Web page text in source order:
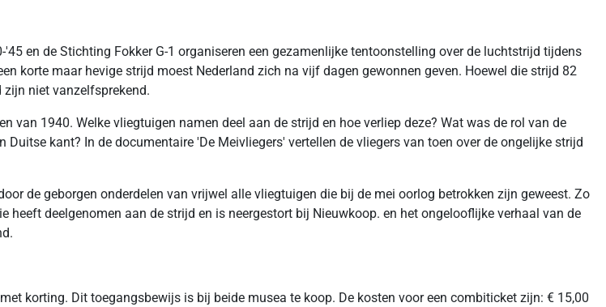
en de Stichting Fokker G-1 organiseren een gezamenlijke tentoonstelling over de luchtstrijd tijdens
korte maar hevige strijd moest Nederland zich na vijf dagen gewonnen geven. Hoewel die strijd 82
niet vanzelfsprekend.
van 1940. Welke vliegtuigen namen deel aan de strijd en hoe verliep deze? Wat was de rol van de
kant? In de documentaire 'De Meivliegers' vertellen de vliegers van toen over de ongelijke strijd
de geborgen onderdelen van vrijwel alle vliegtuigen die bij de mei oorlog betrokken zijn geweest. Zo
heeft deelgenomen aan de strijd en is neergestort bij Nieuwkoop. en het ongelooflijke verhaal van de
korting. Dit toegangsbewijs is bij beide musea te koop. De kosten voor een combiticket zijn: € 15,00